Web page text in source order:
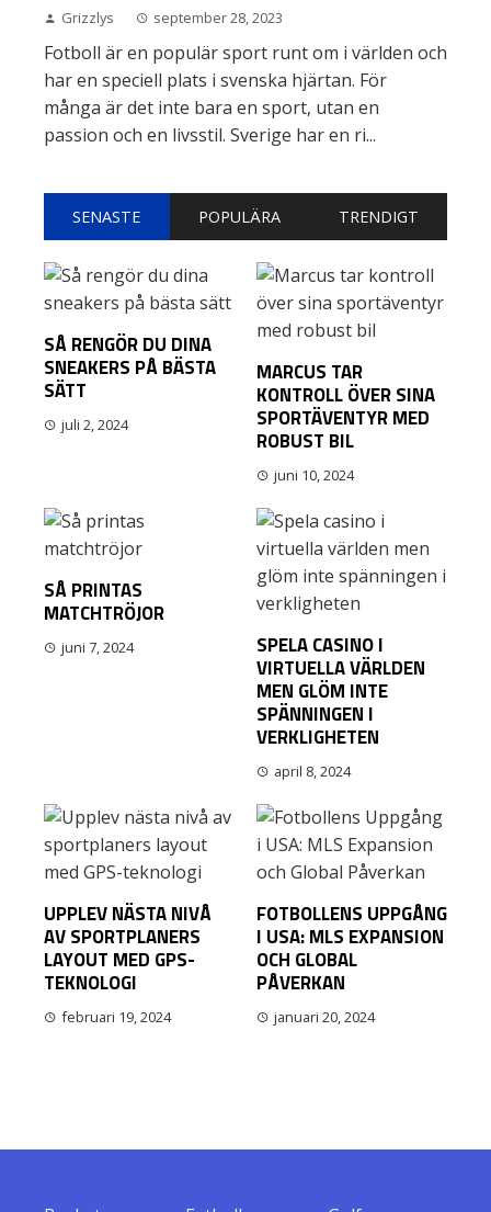
Grizzlys september 28, 2023
Fotboll är en populär sport runt om i världen och
har en speciell plats i svenska hjärtan. För
många är det inte bara en sport, utan en
passion och en livsstil. Sverige har en ri...
SENASTE POPULÄRA TRENDIGT
SÅ RENGÖR DU DINA
SNEAKERS PÅ BÄSTA
SÄTT
juli 2, 2024
MARCUS TAR
KONTROLL ÖVER SINA
SPORTÄVENTYR MED
ROBUST BIL
juni 10, 2024
SÅ PRINTAS
MATCHTRÖJOR
juni 7, 2024
SPELA CASINO I
VIRTUELLA VÄRLDEN
MEN GLÖM INTE
SPÄNNINGEN I
VERKLIGHETEN
april 8, 2024
UPPLEV NÄSTA NIVÅ
AV SPORTPLANERS
LAYOUT MED GPS-
TEKNOLOGI
februari 19, 2024
FOTBOLLENS UPPGÅNG
I USA: MLS EXPANSION
OCH GLOBAL
PÅVERKAN
januari 20, 2024